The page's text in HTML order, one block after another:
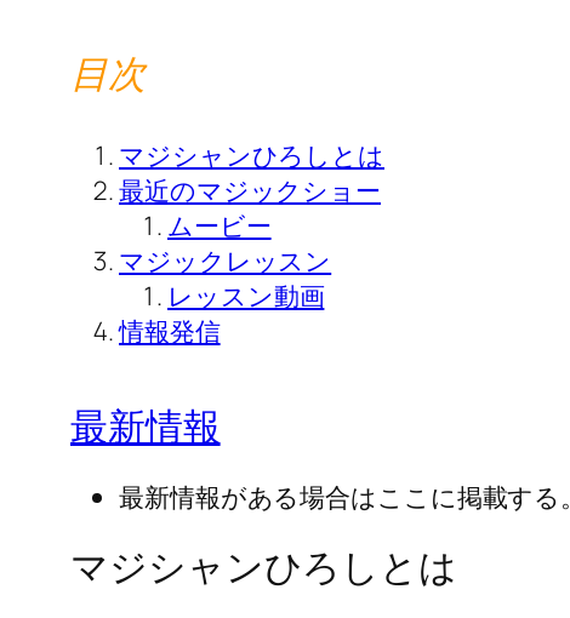
目次
マジシャンひろしとは
最近のマジックショー
ムービー
マジックレッスン
レッスン動画
情報発信
最新情報
最新情報がある場合はここに掲載する。
マジシャンひろしとは